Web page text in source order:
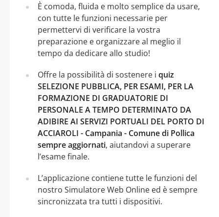
È comoda, fluida e molto semplice da usare,
con tutte le funzioni necessarie per
permettervi di verificare la vostra
preparazione e organizzare al meglio il
tempo da dedicare allo studio!
Offre la possibilità di sostenere i quiz
SELEZIONE PUBBLICA, PER ESAMI, PER LA
FORMAZIONE DI GRADUATORIE DI
PERSONALE A TEMPO DETERMINATO DA
ADIBIRE AI SERVIZI PORTUALI DEL PORTO DI
ACCIAROLI - Campania - Comune di Pollica
sempre aggiornati, aiutandovi a superare
l’esame finale.
L’applicazione contiene tutte le funzioni del
nostro Simulatore Web Online ed è sempre
sincronizzata tra tutti i dispositivi.